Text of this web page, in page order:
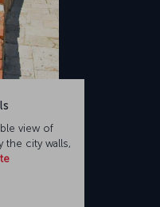
view of
the city walls,